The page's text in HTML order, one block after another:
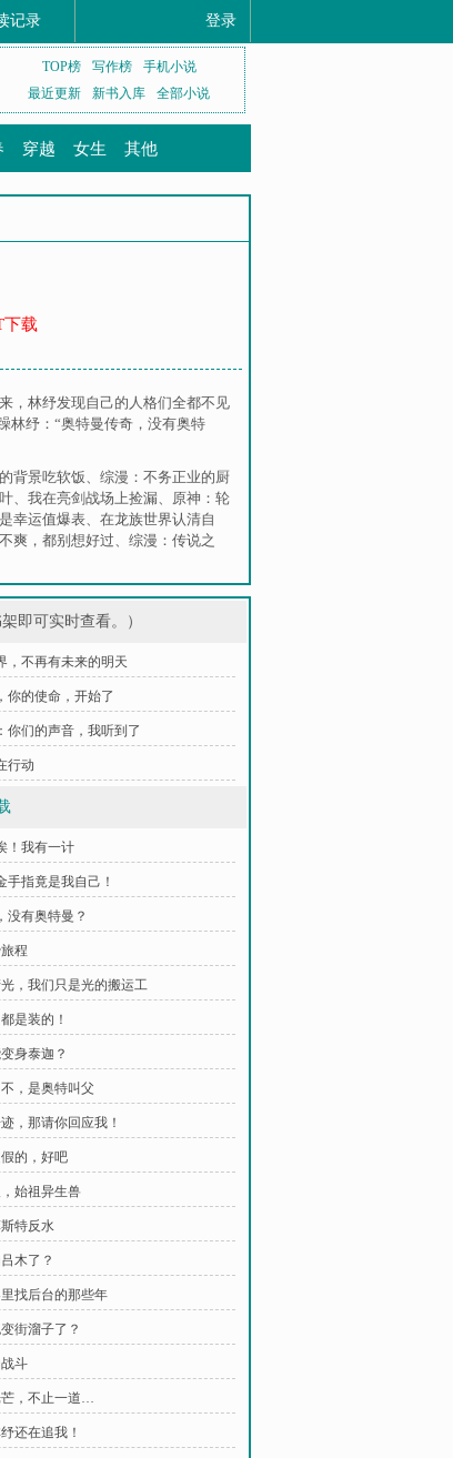
记录 登录
TOP榜 写作榜
手机小说
最近更新
新书入库 全部小说
穿越 女生 其他
下载
，林纾发现自己的人格们全都不见
林纾：“奥特曼传奇，没有奥特
背景吃软饭、 综漫：不务正业的厨
、 我在亮剑战场上捡漏、 原神：轮
幸运值爆表、 在龙族世界认清自
爽，都别想好过、 综漫：传说之
即可实时查看。）
，不再有未来的明天
你的使命，开始了
你们的声音，我听到了
行动
！我有一计
手指竟是我自己！
没有奥特曼？
程
，我们只是光的搬运工
是装的！
身泰迦？
，是奥特叫父
，那请你回应我！
的，好吧
始祖异生兽
特反水
木了？
找后台的那些年
街溜子了？
斗
芒，不止一道…
还在追我！